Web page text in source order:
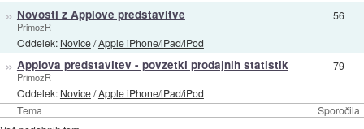
Tema Sporočila
» Novosti z Applove predstavitve
PrimozR
Oddelek: Novice/Apple iPhone/iPad/iPod
56
» Applova predstavitev - povzetki prodajnih statistik
PrimozR
Oddelek: Novice/Apple iPhone/iPad/iPod
79